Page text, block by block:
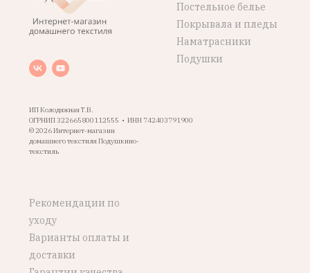
ИП Колодяжная Т.В.
ОГРНИП 322665800112555 • ИНН 742403791900
© 2026 Интернет-магазин
домашнего текстиля Подушкино-
текстиль
Постельное белье
Покрывала и пледы
Наматрасники
Подушки
Рекомендации по
уходу
Варианты оплаты и
доставки